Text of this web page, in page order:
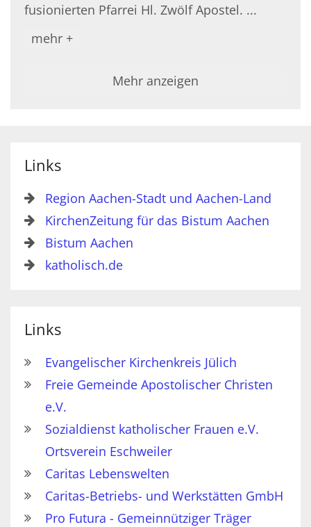
fusionierten Pfarrei Hl. Zwölf Apostel. ...
mehr +
Mehr anzeigen
Links
Region Aachen-Stadt und Aachen-Land
KirchenZeitung für das Bistum Aachen
Bistum Aachen
katholisch.de
Links
Evangelischer Kirchenkreis Jülich
Freie Gemeinde Apostolischer Christen
e.V.
Sozialdienst katholischer Frauen e.V.
Ortsverein Eschweiler
Caritas Lebenswelten
Caritas-Betriebs- und Werkstätten GmbH
Pro Futura - Gemeinnütziger Träger